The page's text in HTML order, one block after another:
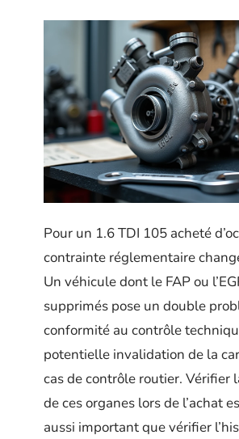
Pour un 1.6 TDI 105 acheté
contrainte réglementaire
Un véhicule dont le FAP ou
supprimés pose un double
conformité au contrôle
potentielle invalidation de la
cas de contrôle routier. Vérifier
de ces organes lors de l’achat
aussi important que vérifier